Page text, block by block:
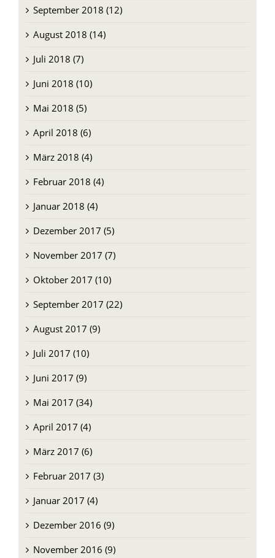
September 2018 (12)
August 2018 (14)
Juli 2018 (7)
Juni 2018 (10)
Mai 2018 (5)
April 2018 (6)
März 2018 (4)
Februar 2018 (4)
Januar 2018 (4)
Dezember 2017 (5)
November 2017 (7)
Oktober 2017 (10)
September 2017 (22)
August 2017 (9)
Juli 2017 (10)
Juni 2017 (9)
Mai 2017 (34)
April 2017 (4)
März 2017 (6)
Februar 2017 (3)
Januar 2017 (4)
Dezember 2016 (9)
November 2016 (9)